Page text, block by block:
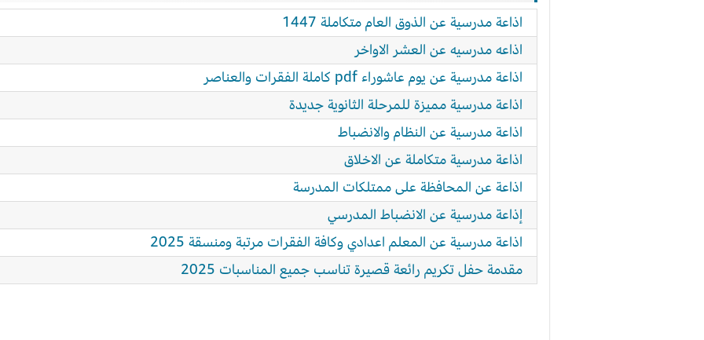
اذاعة مدرسية عن الذوق العام متكاملة 1447
اذاعه مدرسيه عن العشر الاواخر
اذاعة مدرسية عن يوم عاشوراء pdf كاملة الفقرات والعناصر
اذاعة مدرسية مميزة للمرحلة الثانوية جديدة
اذاعة مدرسية عن النظام والانضباط
اذاعة مدرسية متكاملة عن الاخلاق
اذاعة عن المحافظة على ممتلكات المدرسة
إذاعة مدرسية عن الانضباط المدرسي
اذاعة مدرسية عن المعلم اعدادي وكافة الفقرات مرتبة ومنسقة 2025
مقدمة حفل تكريم رائعة قصيرة تناسب جميع المناسبات 2025